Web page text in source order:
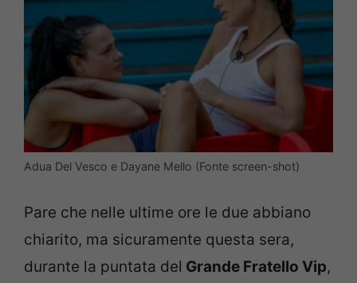
Adua Del Vesco e Dayane Mello (Fonte screen-shot)
Pare che nelle ultime ore le due abbiano
chiarito, ma sicuramente questa sera,
durante la puntata del Grande Fratello Vip,